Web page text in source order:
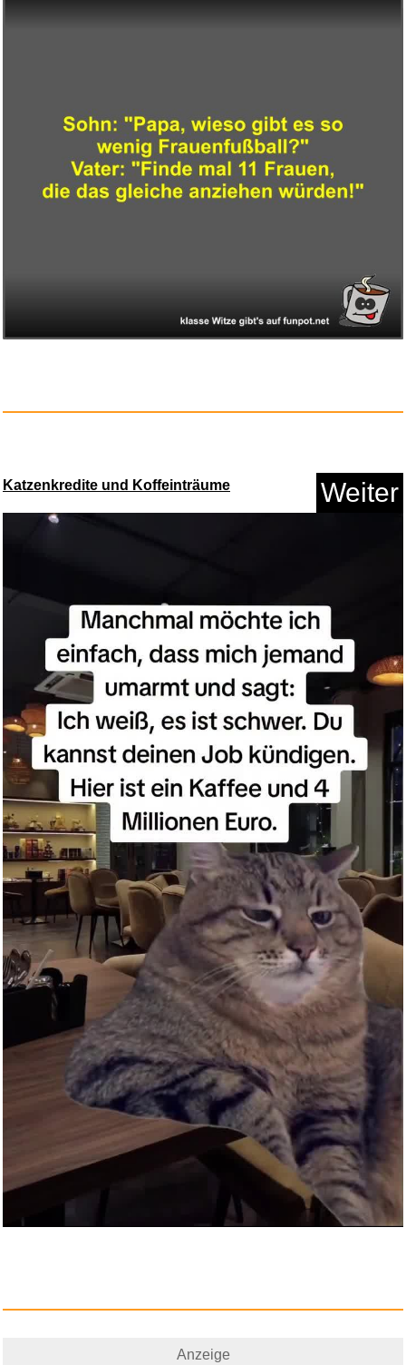
Geschenkt ist noch zu teuer (B...
Anzeige
JLPT KOSHIKI MONDAISHU
N5...
Anzeige
Splat! (CD Digisleeve)...
Katzenkredite und Koffeinträume Weiter
Anzeige